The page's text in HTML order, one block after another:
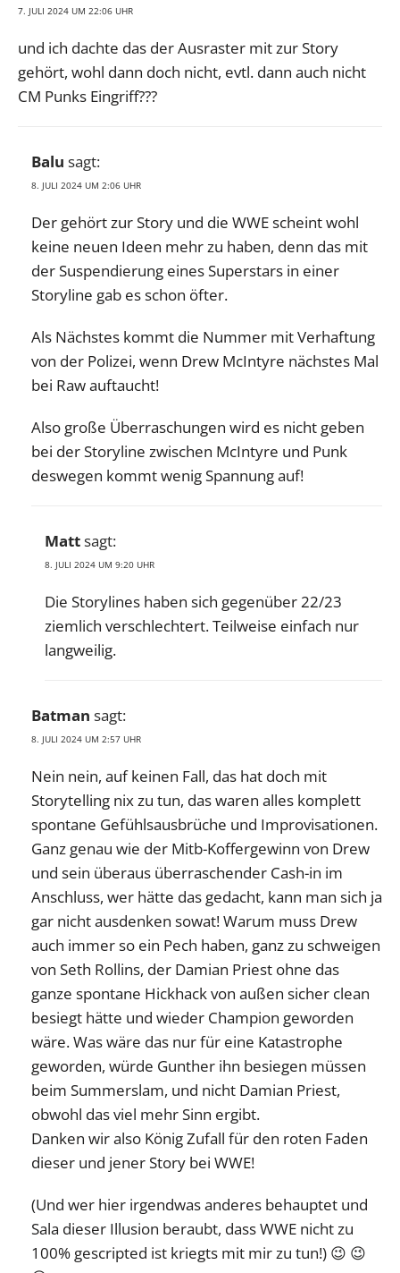
7. JULI 2024 UM 22:06 UHR
und ich dachte das der Ausraster mit zur Story
gehört, wohl dann doch nicht, evtl. dann auch nicht
CM Punks Eingriff???
Balu sagt:
8. JULI 2024 UM 2:06 UHR
Der gehört zur Story und die WWE scheint wohl
keine neuen Ideen mehr zu haben, denn das mit
der Suspendierung eines Superstars in einer
Storyline gab es schon öfter.
Als Nächstes kommt die Nummer mit Verhaftung
von der Polizei, wenn Drew McIntyre nächstes Mal
bei Raw auftaucht!
Also große Überraschungen wird es nicht geben
bei der Storyline zwischen McIntyre und Punk
deswegen kommt wenig Spannung auf!
Mattsagt:
8. JULI 2024 UM 9:20 UHR
Die Storylines haben sich gegenüber 22/23
ziemlich verschlechtert. Teilweise einfach nur
langweilig.
Batman sagt:
8. JULI 2024 UM 2:57 UHR
Nein nein, auf keinen Fall, das hat doch mit
Storytelling nix zu tun, das waren alles komplett
spontane Gefühlsausbrüche und Improvisationen.
Ganz genau wie der Mitb-Koffergewinn von Drew
und sein überaus überraschender Cash-in im
Anschluss, wer hätte das gedacht, kann man sich ja
gar nicht ausdenken sowat! Warum muss Drew
auch immer so ein Pech haben, ganz zu schweigen
von Seth Rollins, der Damian Priest ohne das
ganze spontane Hickhack von außen sicher clean
besiegt hätte und wieder Champion geworden
wäre. Was wäre das nur für eine Katastrophe
geworden, würde Gunther ihn besiegen müssen
beim Summerslam, und nicht Damian Priest,
obwohl das viel mehr Sinn ergibt.
Danken wir also König Zufall für den roten Faden
dieser und jener Story bei WWE!
(Und wer hier irgendwas anderes behauptet und
Sala dieser Illusion beraubt, dass WWE nicht zu
100% gescripted ist kriegts mit mir zu tun!) 😉 😉